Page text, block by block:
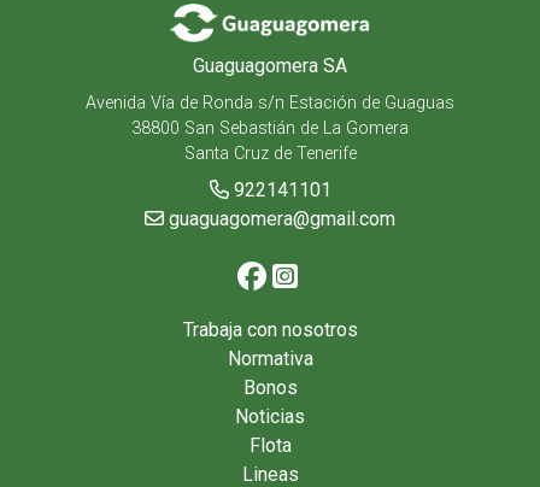
Guaguagomera SA
Avenida Vía de Ronda s/n Estación de Guaguas
38800 San Sebastián de La Gomera
Santa Cruz de Tenerife
922141101
guaguagomera@gmail.com
Trabaja con nosotros
Normativa
Bonos
Noticias
Flota
Lineas